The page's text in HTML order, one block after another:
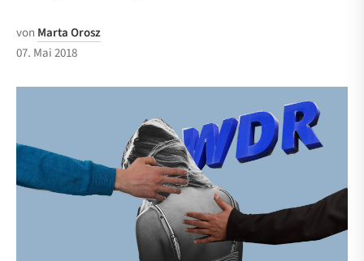
von Marta Orosz
07. Mai 2018